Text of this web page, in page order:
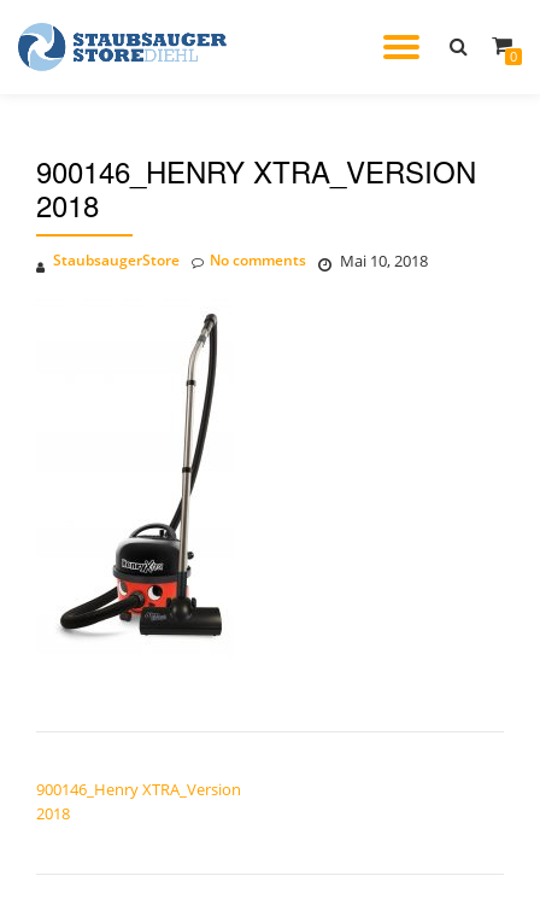
Skip
0
900146_HENRY XTRA_VERSION
2018
StaubsaugerStore Mai 10, 2018
No comments
900146_Henry XTRA_Version
2018